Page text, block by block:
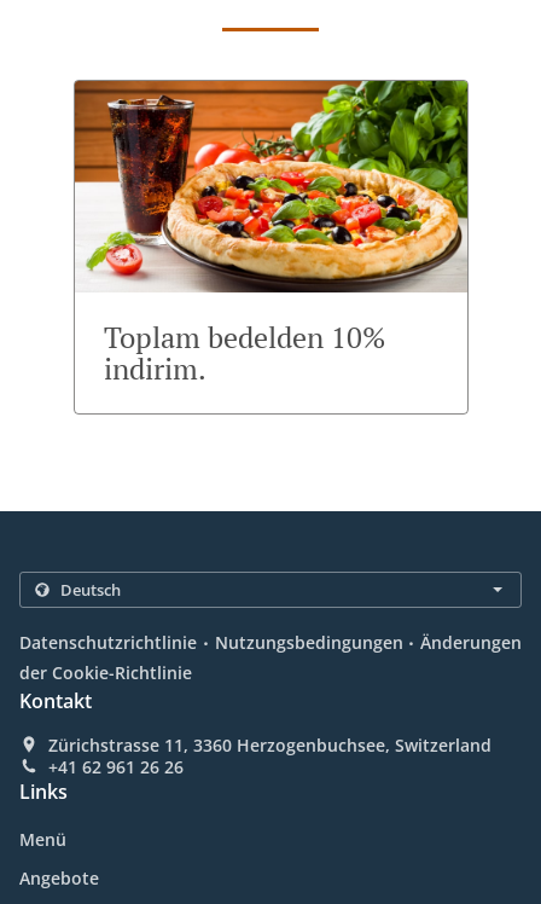
Toplam bedelden 10%
indirim.
Datenschutzrichtlinie . Nutzungsbedingungen . Änderungen
der Cookie-Richtlinie
Kontakt
Zürichstrasse 11, 3360 Herzogenbuchsee, Switzerland
+41 62 961 26 26
Links
Menü
Angebote